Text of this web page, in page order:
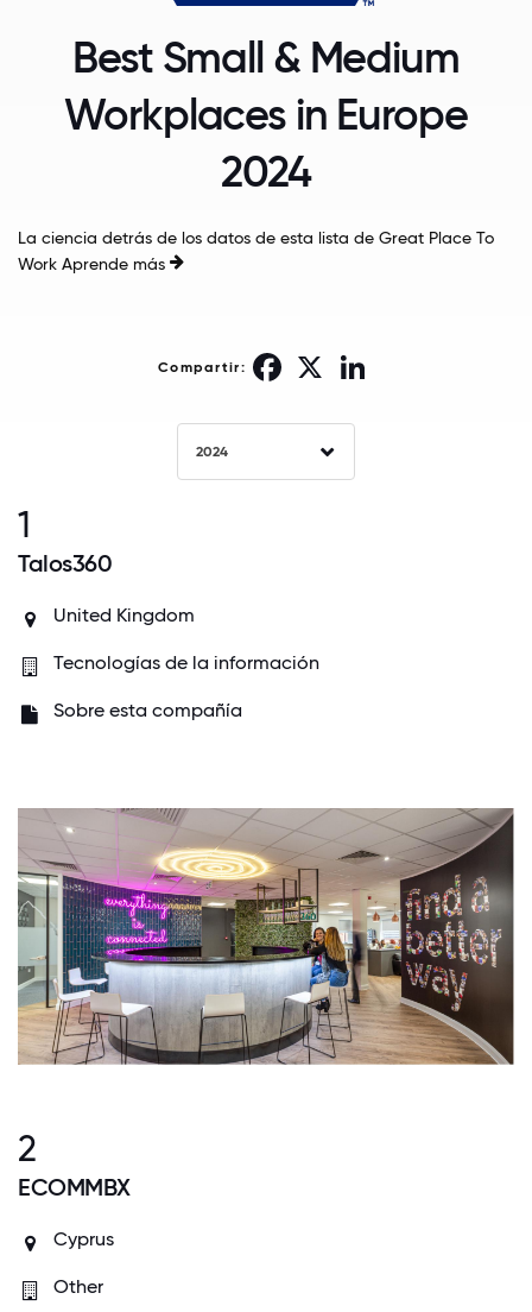
Best Small & Medium
Workplaces in Europe
2024
La ciencia detrás de los datos de esta lista de Great Place To
Work Aprende más
Compartir: Facebook
2024
1
Talos360
United Kingdom
Tecnologías de la información
Sobre esta compañía
2
ECOMMBX
Cyprus
Other